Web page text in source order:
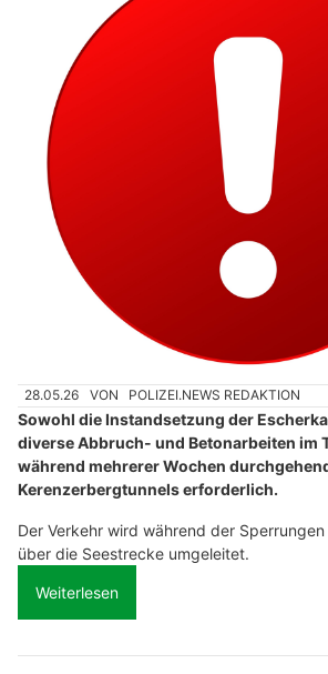
Kerenzerberg GL: A3-Tunnel
tagelang komplett gesperrt
28.05.26 VON POLIZEI.NEWS REDAKTION
Sowohl die Instandsetzung der
während mehrerer Wochen
Kerenzerbergtunnels erforderlich.
Der Verkehr wird während der